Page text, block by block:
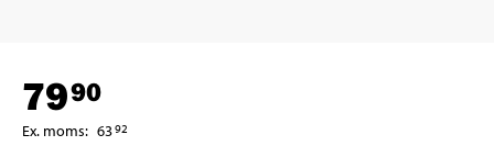
7990
Ex. moms: 6392